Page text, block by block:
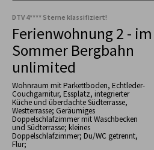
DTV 4**** Sterne klassifiziert!
Ferienwohnung 2 - im
Sommer Bergbahn
unlimited
Wohnraum mit Parkettboden, Echtleder-
Couchgarnitur, Essplatz, integrierter
Küche und überdachte Südterrasse,
Westterrasse; Geräumiges
Doppelschlafzimmer mit Waschbecken
und Südterrasse; kleines
Doppelschlafzimmer; Du/WC getrennt,
Flur;